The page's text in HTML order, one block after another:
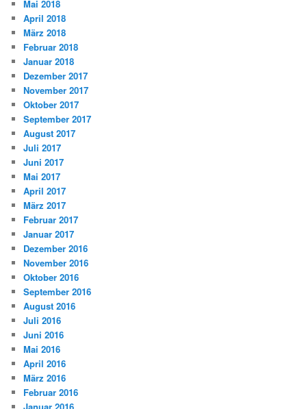
Mai 2018
April 2018
März 2018
Februar 2018
Januar 2018
Dezember 2017
November 2017
Oktober 2017
September 2017
August 2017
Juli 2017
Juni 2017
Mai 2017
April 2017
März 2017
Februar 2017
Januar 2017
Dezember 2016
November 2016
Oktober 2016
September 2016
August 2016
Juli 2016
Juni 2016
Mai 2016
April 2016
März 2016
Februar 2016